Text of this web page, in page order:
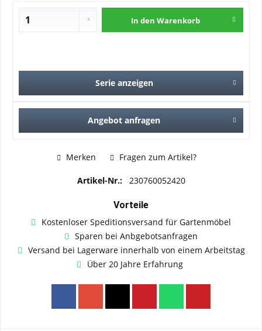
In den Warenkorb
Serie anzeigen
Angebot anfragen
Merken Fragen zum Artikel?
Artikel-Nr.: 230760052420
Vorteile
Kostenloser Speditionsversand für Gartenmöbel
Sparen bei Anbgebotsanfragen
Versand bei Lagerware innerhalb von einem Arbeitstag
Über 20 Jahre Erfahrung